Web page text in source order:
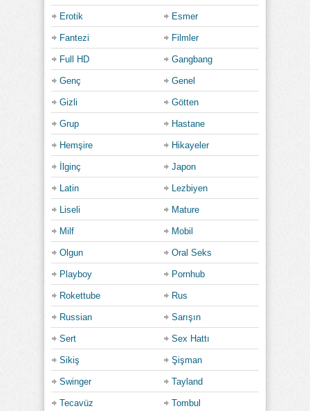
Erotik Esmer
Fantezi Filmler
Full HD Gangbang
Genç Genel
Gizli Götten
Grup Hastane
Hemşire Hikayeler
İlginç Japon
Latin Lezbiyen
Liseli Mature
Milf Mobil
Olgun Oral Seks
Playboy Pornhub
Rokettube Rus
Russian Sarışın
Sert Sex Hattı
Sikiş Şişman
Swinger Tayland
Tecavüz Tombul